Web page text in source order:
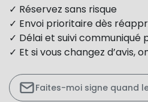
✓ Réservez sans risque
✓ Envoi prioritaire dès
✓ Délai et suivi communiqué
✓ Et si vous changez d’avis,
Faites-moi signe quand